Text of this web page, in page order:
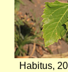
Habitus,